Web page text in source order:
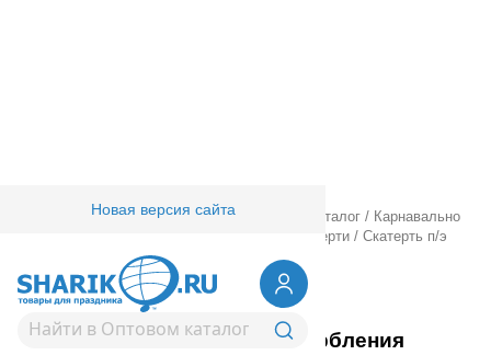
Новая версия сайта
Товары для праздника/ Оптовый каталог / Карнавально
Скатерти / Скатерть п/э
Оскорбления 1,4х2,6м/А
1502-4776Скатерть п/э Оскорбления